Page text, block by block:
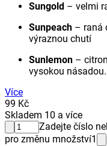
Sungold – velmi
Sunpeach – raná
výraznou chutí
Sunlemon –
vysokou násadou.
Více
99 Kč
Skladem 10 a více
Zadejte číslo
pro změnu množství1